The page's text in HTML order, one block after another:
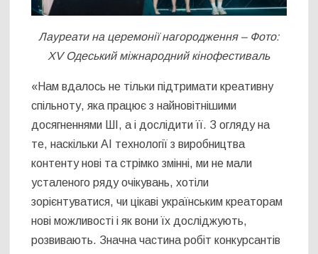
Лауреати на церемонії нагородження – Фото:
XV Одеський міжнародний кінофестиваль
«Нам вдалось не тільки підтримати креативну
спільноту, яка працює з найновітнішими
досягненнями ШІ, а і дослідити її. З огляду на
те, наскільки АІ технології з виробництва
контенту нові та стрімко змінні, ми не мали
усталеного ряду очікувань, хотіли
зорієнтуватися, чи цікаві українським креаторам
нові можливості і як вони їх досліджують,
розвивають. Значна частина робіт конкурсантів